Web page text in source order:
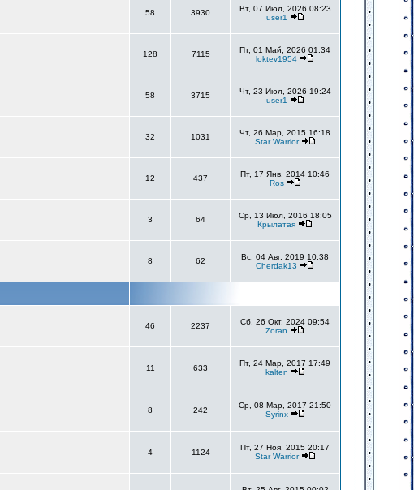
58 3930
Вт, 07 Июл, 2026 08:23
user1
128 7115
Пт, 01 Май, 2026 01:34
loktev1954
58 3715
Чт, 23 Июл, 2026 19:24
user1
32 1031
Чт, 26 Мар, 2015 16:18
Star Warrior
12 437
Пт, 17 Янв, 2014 10:46
Ros
3 64
Ср, 13 Июл, 2016 18:05
Крылатая
8 62
Вс, 04 Авг, 2019 10:38
Cherdak13
46 2237
Сб, 26 Окт, 2024 09:54
Zoran
11 633
Пт, 24 Мар, 2017 17:49
kalten
8 242
Ср, 08 Мар, 2017 21:50
Syrinx
4 1124
Пт, 27 Ноя, 2015 20:17
Star Warrior